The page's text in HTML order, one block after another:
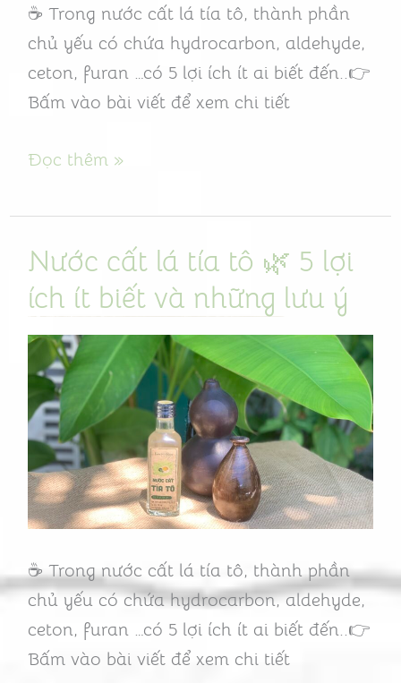
☕ Trong nước cất lá tía tô, thành phần
chủ yếu có chứa hydrocarbon, aldehyde,
ceton, furan …có 5 lợi ích ít ai biết đến..👉
Bấm vào bài viết để xem chi tiết
và
những
lưu
ý
Đọc thêm »
Nước cất lá tía tô 🌿 5 lợi
ích ít biết và những lưu ý
☕ Trong nước cất lá tía tô, thành phần
chủ yếu có chứa hydrocarbon, aldehyde,
ceton, furan …có 5 lợi ích ít ai biết đến..👉
Bấm vào bài viết để xem chi tiết
Nước
cất
tía
tô
🌿
5
lợi
ích
ít
và
những
lưu
ý